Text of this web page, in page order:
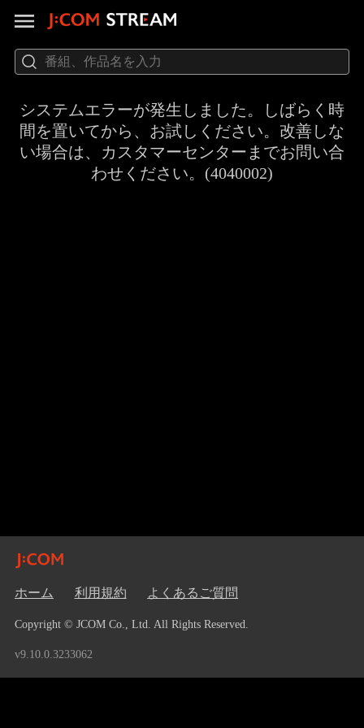
システムエラーが発生しました。しばらく時
間を置いてから、お試しください。改善しな
い場合は、カスタマーセンターまでお問い合
わせください。(4040002)
ホーム 利用規約 よくあるご質問
Copyright © JCOM Co., Ltd. All Rights Reserved.
v9.10.0.3233062